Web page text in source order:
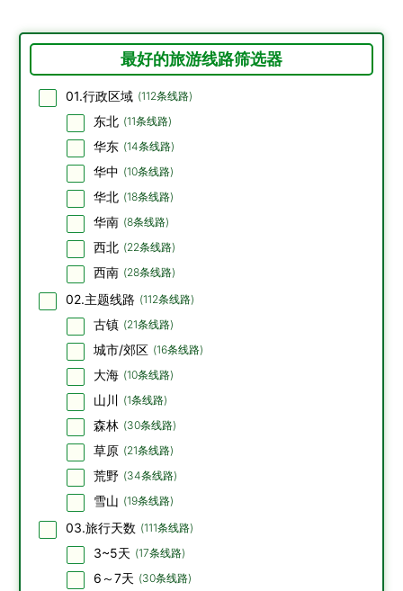
最好的旅游线路筛选器
01.行政区域 (112条线路)
东北 (11条线路)
华东 (14条线路)
华中 (10条线路)
华北 (18条线路)
华南 (8条线路)
西北 (22条线路)
西南 (28条线路)
02.主题线路 (112条线路)
古镇 (21条线路)
城市/郊区 (16条线路)
大海 (10条线路)
山川 (1条线路)
森林 (30条线路)
草原 (21条线路)
荒野 (34条线路)
雪山 (19条线路)
03.旅行天数 (111条线路)
3~5天 (17条线路)
6～7天 (30条线路)